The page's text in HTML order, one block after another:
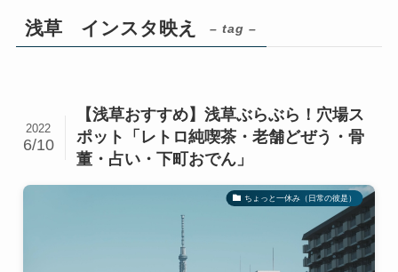
浅草 インスタ映え – tag –
【浅草おすすめ】浅草ぶらぶら！穴場ス
ポット「レトロ純喫茶・老舗どぜう・骨
董・占い・下町おでん」
2022
6/10
ちょっと一休み（日常の彼是）